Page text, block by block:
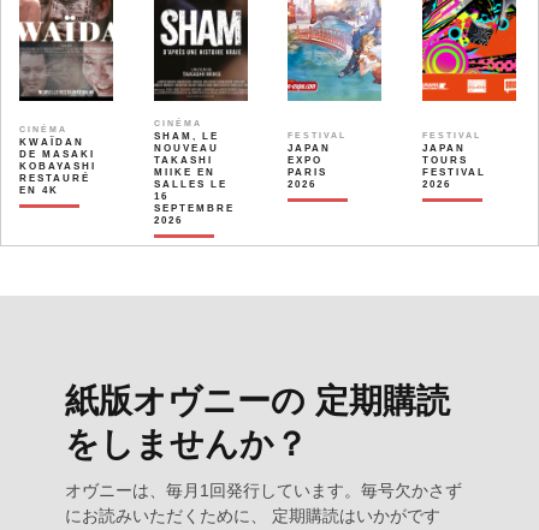
CINÉMA
KWAÏDAN
DE MASAKI
KOBAYASHI
RESTAURÉ
EN 4K
CINÉMA
SHAM, LE
NOUVEAU
TAKASHI
MIIKE EN
SALLES LE
16
SEPTEMBRE
2026
FESTIVAL
JAPAN
EXPO
PARIS
2026
FESTIVAL
JAPAN
TOURS
FESTIVAL
2026
紙版オヴニーの 定期購読
をしませんか？
オヴニーは、毎月1回発行しています。毎号欠かさず
にお読みいただくために、 定期購読はいかがです